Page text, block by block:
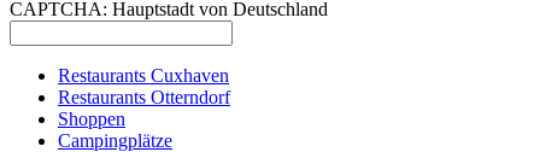
CAPTCHA: Hauptstadt von Deutschland
Restaurants Cuxhaven
Restaurants Otterndorf
Shoppen
Campingplätze